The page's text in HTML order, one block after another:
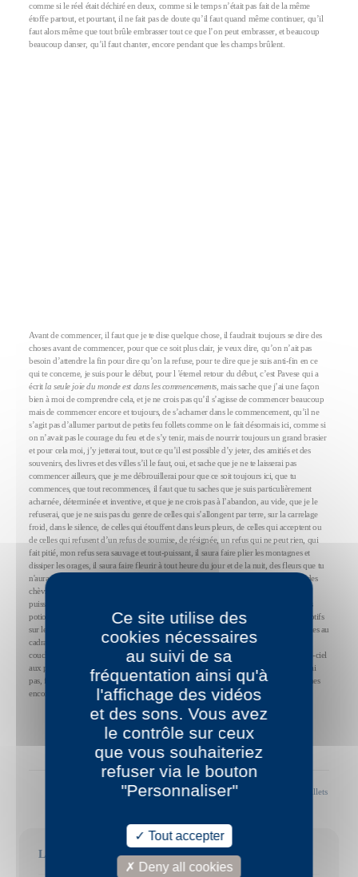
comme si le réel était déchiré en deux, comme si le temps n’était pas fait de la même
étoffe partout, et pourtant, il ne fait pas de doute qu’il faut quand même continuer, qu’il
faut alors même que tout brûle embrasser tout ce que l’on peut embrasser, et beaucoup
beaucoup danser, qu’il faut chanter, encore pendant que les champs brûlent.
Avant de commencer, il faut que je te dise quelque chose, il faudrait toujours se dire des
choses avant de commencer, pour que ce soit plus clair, je veux dire, qu’on n’ait pas
besoin d’attendre la fin pour dire qu’on la refuse, pour te dire que je suis anti-fin en ce
qui te concerne, je suis pour le début, pour l 'éternel retour du début, c’est Pavese qui a
écrit la seule joie du monde est dans les commencements,mais sache que j’ai une façon
bien à moi de comprendre cela, et je ne crois pas qu’il s’agisse de commencer beaucoup
mais de commencer encore et toujours, de s’acharner dans le commencement, qu’il ne
s’agit pas d’allumer partout de petits feu follets comme on le fait désormais ici, comme si
on n’avait pas le courage du feu et de s’y tenir, mais de nourrir toujours un grand brasier
et pour cela moi, j’y jetterai tout, tout ce qu’il est possible d’y jeter, des amitiés et des
souvenirs, des livres et des villes s’il le faut, oui, et sache que je ne te laisserai pas
commencer ailleurs, que je me débrouillerai pour que ce soit toujours ici, que tu
commences, que tout recommences, il faut que tu saches que je suis particulièrement
acharnée, déterminée et inventive, et que je ne crois pas à l’abandon, au vide, que je le
refuserai, que je ne suis pas du genre de celles qui s’allongent par terre, sur la carrelage
froid, dans le silence, de celles qui étouffent dans leurs pleurs, de celles qui acceptent ou
de celles qui refusent d’un refus de soumise, de résignée, un refus qui ne peut rien, qui
fait pitié, mon refus sera sauvage et tout-puissant, il saura faire plier les montagnes et
dissiper les orages, il saura faire fleurir à tout heure du jour et de la nuit, des fleurs que tu
n'auras jamais vues, des jardins en Espagne, l’été en hiver tu sais, je le ferai venir et des
chèvrefeuilles partout sur ton passage, des jasmins, des lilas, je convoquerai des
puissances dont tu ignores tout, je saurai ranimer de vieilles sorcelleries, fabriquer des
potions et des filtres, et comme Circé et comme les sirènes retiennent leurs amants captifs
sur les rives, et, inventer des couleurs que tu ne soupçonnes pas et des heures nouvelles au
cadran des horloges, distordre le temps et l’espace et rapprocher l’horizon, le faire
coucher dans notre lit et je ferai apparaître des rayons verts bleus rouges et des arc-en-ciel
aux plafonds des lits où nous coucherons, oui, je préfère te le dire que je ne te laisserai
pas, finir de m’aimer, que je changerai jusqu’au cours des saisons pour que tu m’aimes
encore.
Billet précédent Tous les billets
Les billets récents
Ce site utilise des
cookies nécessaires
au suivi de sa
fréquentation ainsi qu'à
l'affichage des vidéos
et des sons. Vous avez
le contrôle sur ceux
que vous souhaiteriez
refuser via le bouton
"Personnaliser"
Tout accepter
Deny all cookies